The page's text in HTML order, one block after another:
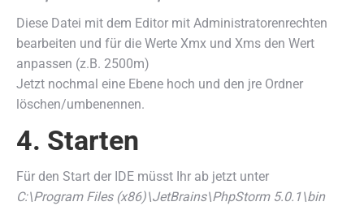
Diese Datei mit dem Editor mit Administratorenrechten
bearbeiten und für die Werte Xmx und Xms den Wert
anpassen (z.B. 2500m)
Jetzt nochmal eine Ebene hoch und den jre Ordner
löschen/umbenennen.
4. Starten
Für den Start der IDE müsst Ihr ab jetzt unter
C:\Program Files (x86)\JetBrains\PhpStorm 5.0.1\bin